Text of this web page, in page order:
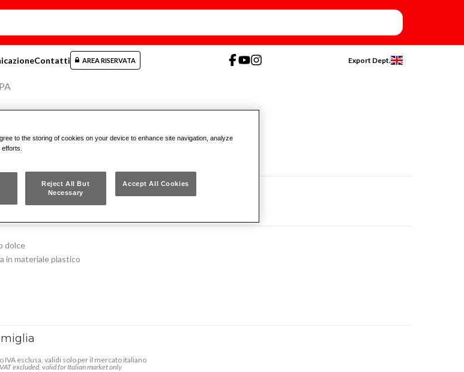
Contatti AREA RISERVATA Export Dept.
dolce
in materiale plastico
IVA esclusa, validi solo per il mercato italiano
excluded, valid for Italian market only
to the storing of cookies on your device to enhance site navigation, analyze
Reject All But
Necessary
Accept All Cookies